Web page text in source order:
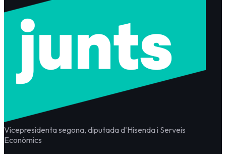
Vicepresidenta segona, diputada d'Hisenda i Serveis
Econòmics